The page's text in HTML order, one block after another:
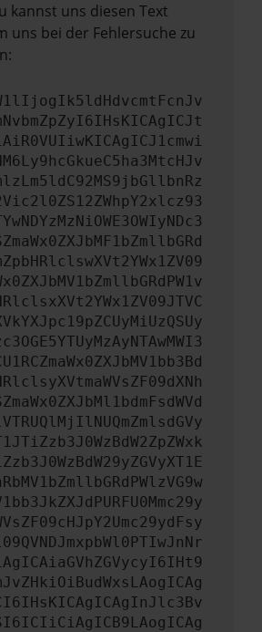
kannst uns diesen Text
uns bei der Fehlersuche zu